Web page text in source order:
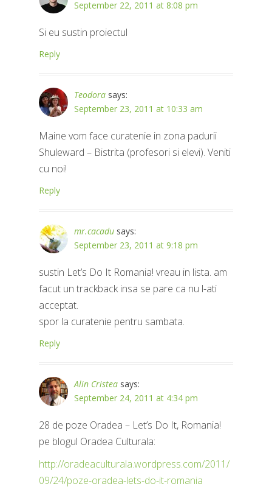
September 22, 2011 at 8:08 pm
Si eu sustin proiectul
Reply
Teodora says:
September 23, 2011 at 10:33 am
Maine vom face curatenie in zona padurii
Shuleward – Bistrita (profesori si elevi). Veniti
cu noi!
Reply
mr.cacadu says:
September 23, 2011 at 9:18 pm
sustin Let’s Do It Romania! vreau in lista. am
facut un trackback insa se pare ca nu l-ati
acceptat.
spor la curatenie pentru sambata.
Reply
Alin Cristea says:
September 24, 2011 at 4:34 pm
28 de poze Oradea – Let’s Do It, Romania!
pe blogul Oradea Culturala:
http://oradeaculturala.wordpress.com/2011/
09/24/poze-oradea-lets-do-it-romania